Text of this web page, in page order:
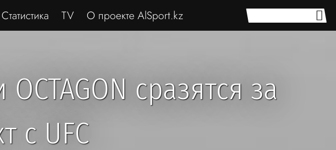
Статистика TV О проекте AlSport.kz
сразятся за
с UFC